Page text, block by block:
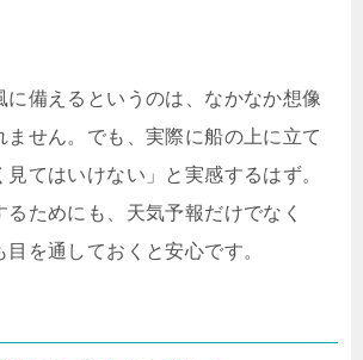
に備えるというのは、なかなか想像
ません。でも、実際に船の上に立て
てはいけない」と実感するはず。
ためにも、天気予報だけでなく
目を通しておくと安心です。